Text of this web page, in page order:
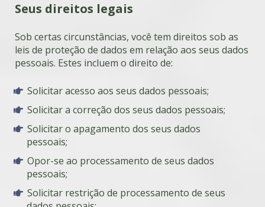
Seus direitos legais
Sob certas circunstâncias, você tem direitos sob as
leis de proteção de dados em relação aos seus dados
pessoais. Estes incluem o direito de:
Solicitar acesso aos seus dados pessoais;
Solicitar a correção dos seus dados pessoais;
Solicitar o apagamento dos seus dados
pessoais;
Opor-se ao processamento de seus dados
pessoais;
Solicitar restrição de processamento de seus